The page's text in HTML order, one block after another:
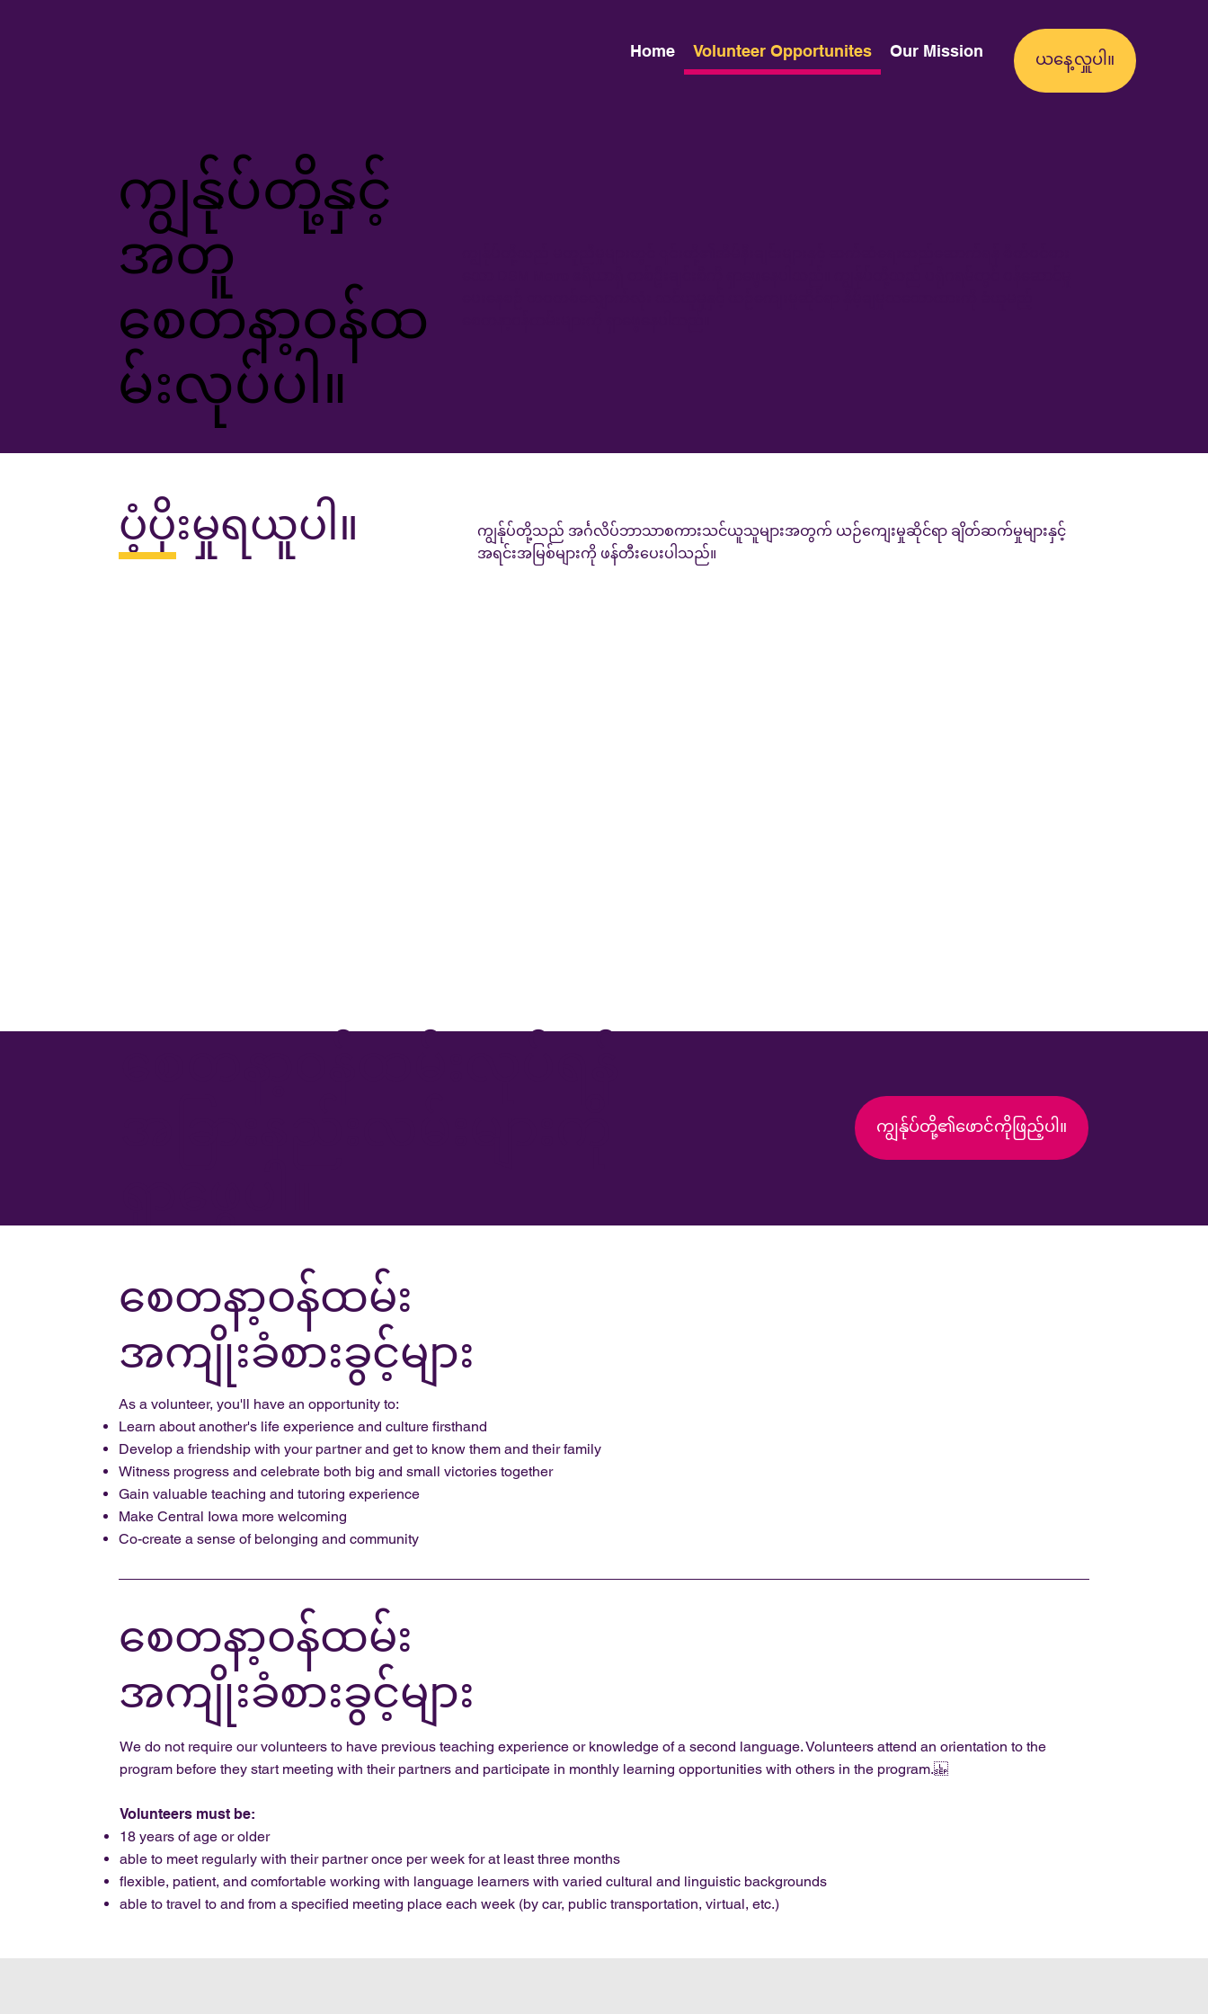
Home Volunteer Opportunites Our Mission
ကျွန်ုပ်တို့နှင့်
အတူ
စေတနာ့ဝန်ထ
မ်းလုပ်ပါ။
ပံ့ပိုးမှုရယူပါ။
ကျွန်ုပ်တို့သည် အင်္ဂလိပ်ဘာသာစကားသင်ယူသူများအတွက် ယဉ်ကျေးမှုဆိုင်ရာ ချိတ်ဆက်မှုများနှင့်
အရင်းအမြစ်များကို ဖန်တီးပေးပါသည်။
စေတနာ့ဝန်ထမ်း
အကျိုးခံစားခွင့်များ
As a volunteer, you'll have an opportunity to:
Learn about another's life experience and culture firsthand
Develop a friendship with your partner and get to know them and their family
Witness progress and celebrate both big and small victories together
Gain valuable teaching and tutoring experience
Make Central Iowa more welcoming
Co-create a sense of belonging and community
စေတနာ့ဝန်ထမ်း
အကျိုးခံစားခွင့်များ
We do not require our volunteers to have previous teaching experience or knowledge of a second language. Volunteers attend an orientation to the
program before they start meeting with their partners and participate in monthly learning opportunities with others in the program.​
Volunteers must be:
18 years of age or older
able to meet regularly with their partner once per week for at least three months
flexible, patient, and comfortable working with language learners with varied cultural and linguistic backgrounds
able to travel to and from a specified meeting place each week (by car, public transportation, virtual, etc.)